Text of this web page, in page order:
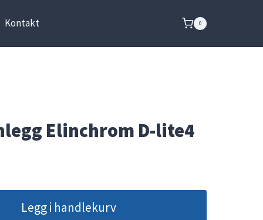
Kontakt 0
Elinchrom D-lite4
Legg i handlekurv